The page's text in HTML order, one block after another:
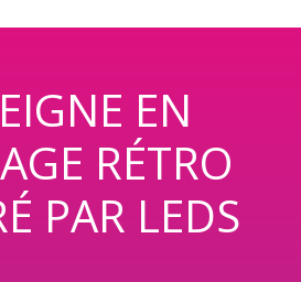
EN
RÉTRO
PAR LEDS